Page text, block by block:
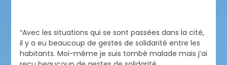
“Avec les situations qui se sont passées dans la cité,
il y a eu beaucoup de gestes de solidarité entre les
habitants. Moi-même je suis tombé malade mais j’ai